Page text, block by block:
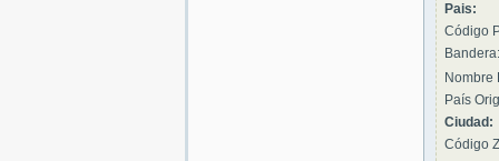
Pais:
Código
Bandera:
Nombre
País
Ciudad:
Código